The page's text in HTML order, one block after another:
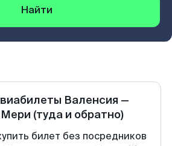
Найти
Валенсия —
(туда и обратно)
билет без посредников